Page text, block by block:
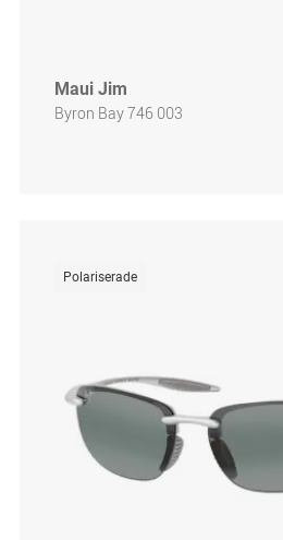
Maui Jim
Byron Bay 746 003
Polariserade